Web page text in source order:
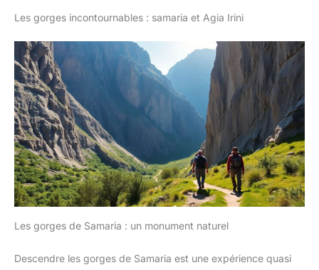
voyages en voiture ou les journées de travail chargées. Son
l'extérieur ou de la remplir rapidement au robinet. Étanchéité et
aventure - Conçue avec un couvercle étanche, une poignée
durable et une prise antidérapante, cette bouteille d'eau résiste
aux sentiers accidentés, aux sacs de sport et aux porte-
gobelets de voiture. Profitez d'une hydratation pure pour la
randonnée, le camping ou les trajets quotidiens.
Les gorges incontournables : samaria et Agia Irini
Les gorges de Samaria : un monument naturel
Descendre les gorges de Samaria est une expérience quasi